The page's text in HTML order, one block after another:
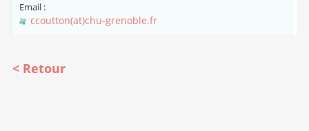
Email :
ccoutton(at)chu-grenoble.fr
Retour